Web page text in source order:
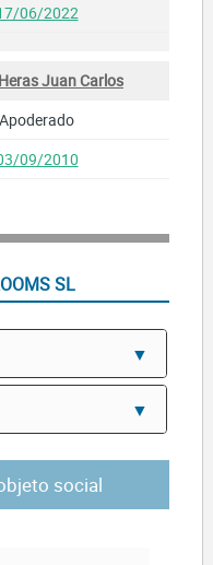
06/2022
Juan Carlos
Apoderado
09/2010
SL
social